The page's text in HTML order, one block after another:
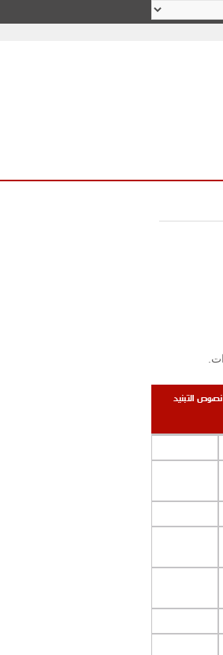
نصوص التبنيد